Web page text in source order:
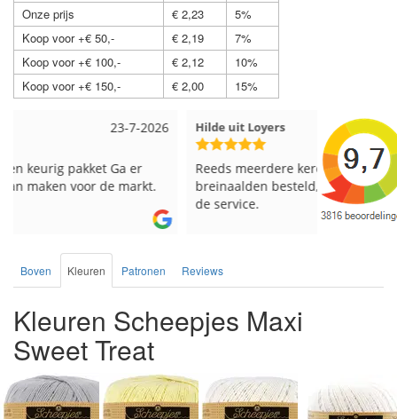
Onze prijs
€ 2,23
5%
Koop voor +€ 50,-
€ 2,19
7%
Koop voor +€ 100,-
€ 2,12
10%
Koop voor +€ 150,-
€ 2,00 15%
17-7-2026
Hilde uit Loyers
Reeds meerdere keren breigaren en
breinaalden besteld, altijd heel tevreden over
Loes uit
Snelle
Boven Kleuren Patronen Reviews
Kleuren Scheepjes Maxi
Sweet Treat